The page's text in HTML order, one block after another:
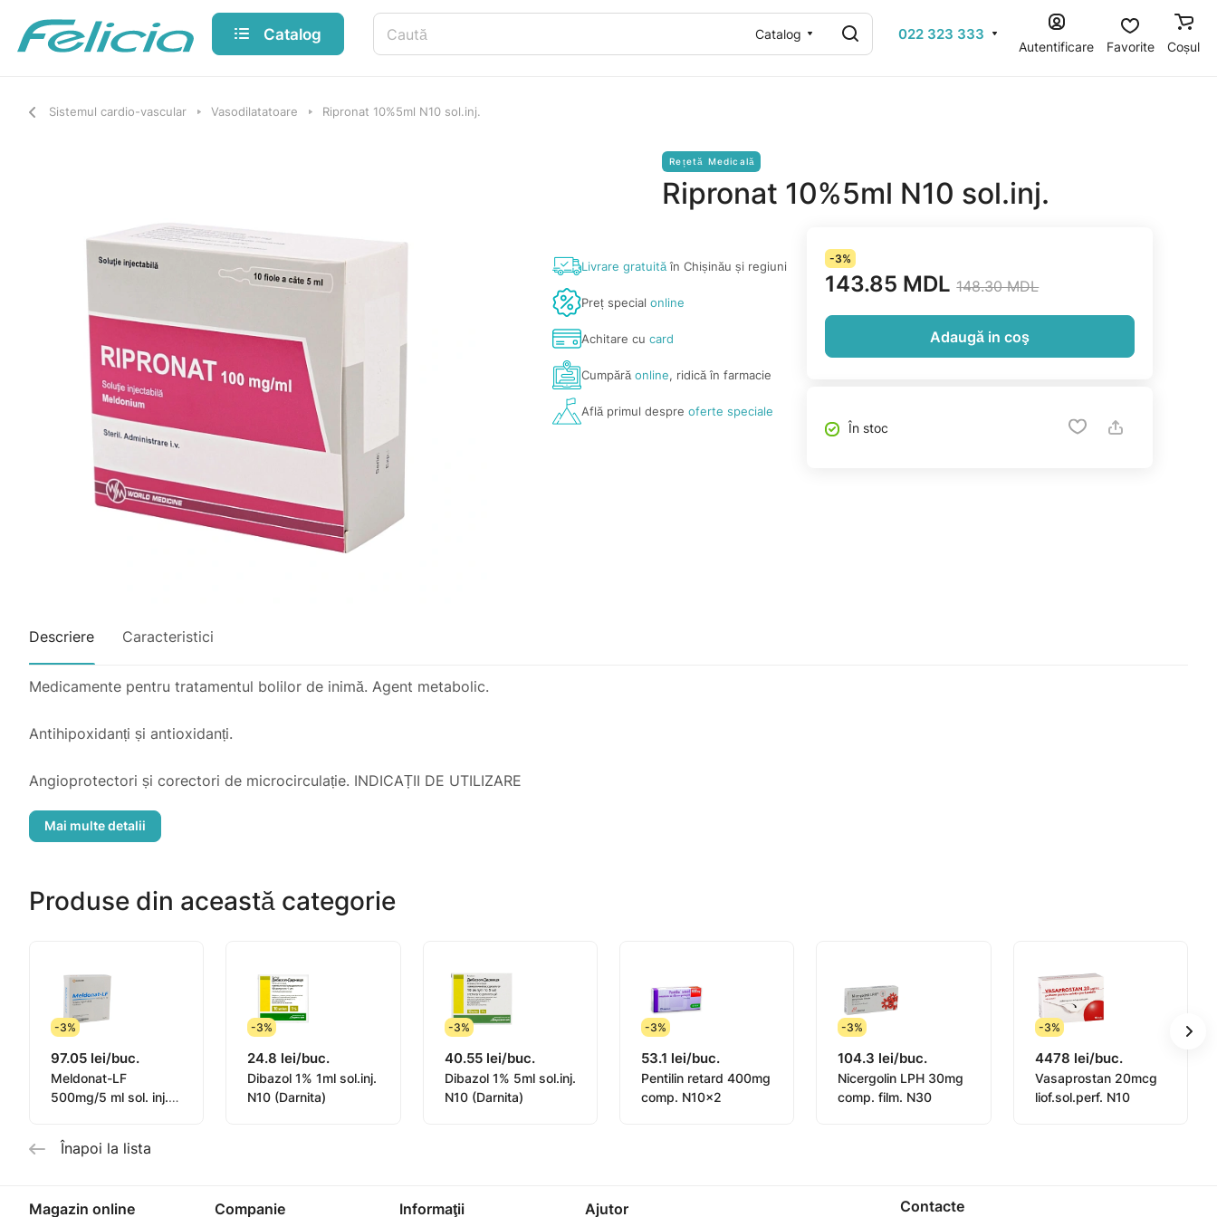
Catalog Catalog 022 323 333
Autentificare Favorite Coșul
Sistemul cardio-vascular Vasodilatatoare Ripronat 10%5ml N10 sol.inj.
Rețetă Medicală
Ripronat 10%5ml N10 sol.inj.
Livrare gratuităîn Chișinău și regiuni
Preț specialonline
Achitare cucard
Cumpărăonline, ridică în farmacie
Află primul despreoferte speciale
-3%
143.85 MDL 148.30 MDL
Adaugă in coş
În stoc
Descriere Caracteristici
Medicamente pentru tratamentul bolilor de inimă. Agent metabolic.
Antihipoxidanți și antioxidanți.
Angioprotectori și corectori de microcirculație. INDICAȚII DE UTILIZARE
- terapia complexă a bolilor cardiace ischemice (angina pectorală, infarct miocardic), insuficiență cardiacă cronică și cardiomiopatie dishormonală;
- hemoftalmie și hemoragii retiniene de diverse etiologii, tromboză a venei centrale a retinei și a ramurilor acesteia, retinopatie de diverse etiologii (diabetice,
- performanță redusă, suprasolicitare fizică;
- perioada postoperatorie pentru accelerarea reabilitării;
- sindromul de sevraj în alcoolismul cronic (în combinație cu terapia specifică pentru alcoolism). DOZARE ȘI APLICARE
Produse din această categorie
-3%
97.05 lei/buc.
Meldonat-LF
500mg/5 ml sol. inj. 5
-3%
24.8 lei/buc.
Dibazol 1% 1ml sol.inj.
N10 (Darnita)
-3%
40.55 lei/buc.
Dibazol 1% 5ml sol.inj.
N10 (Darnita)
-3%
53.1 lei/buc.
Pentilin retard 400mg
comp. N10x2
-3%
104.3 lei/buc.
Nicergolin LPH 30mg
comp. film. N30
-3%
4478 lei/buc.
Vasaprostan 20mcg
liof.sol.perf. N10
Înapoi la lista
Magazin online Companie Informaţii Ajutor Contacte